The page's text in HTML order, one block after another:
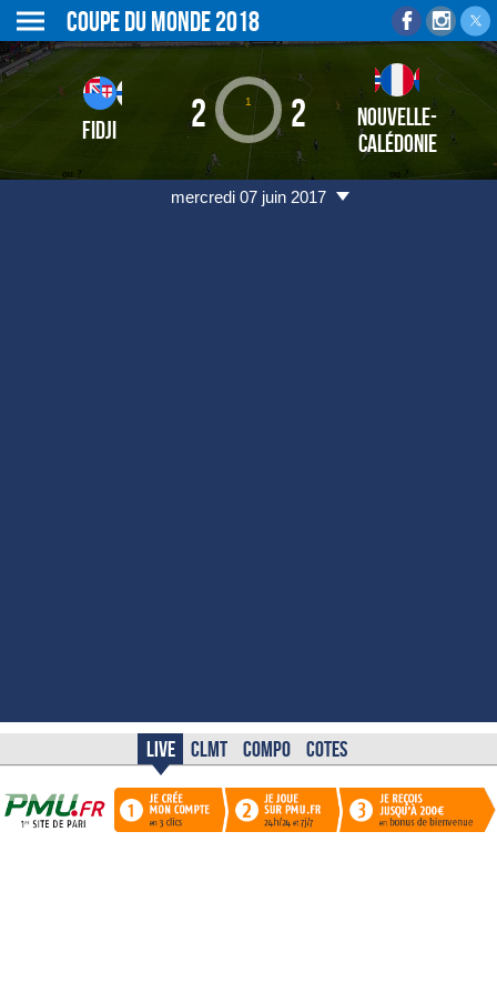
Coupe du monde 2018
FIDJI 2 1 2
NOUVELLE-
CALÉDONIE
ou ? ou ?
mercredi 07 juin 2017